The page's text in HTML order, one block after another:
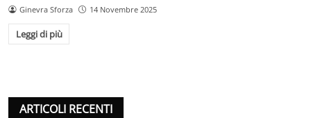
Ginevra Sforza 14 Novembre 2025
Leggi di più
ARTICOLI RECENTI